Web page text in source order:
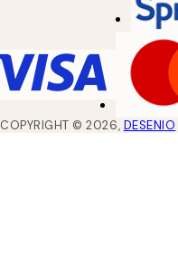
COPYRIGHT ©2026, DESENIO